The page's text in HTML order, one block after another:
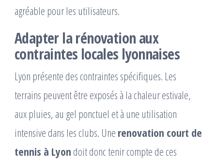
agréable pour les utilisateurs.
Adapter la rénovation aux
contraintes locales lyonnaises
Lyon présente des contraintes spécifiques. Les
terrains peuvent être exposés à la chaleur estivale,
aux pluies, au gel ponctuel et à une utilisation
intensive dans les clubs. Une renovation court de
tennis à Lyon doit donc tenir compte de ces